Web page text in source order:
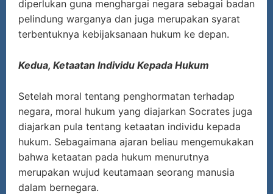
diperlukan guna menghargai negara sebagai badan
pelindung warganya dan juga merupakan syarat
terbentuknya kebijaksanaan hukum ke depan.
Kedua, Ketaatan Individu Kepada Hukum
Setelah moral tentang penghormatan terhadap
negara, moral hukum yang diajarkan Socrates juga
diajarkan pula tentang ketaatan individu kepada
hukum. Sebagaimana ajaran beliau mengemukakan
bahwa ketaatan pada hukum menurutnya
merupakan wujud keutamaan seorang manusia
dalam bernegara.